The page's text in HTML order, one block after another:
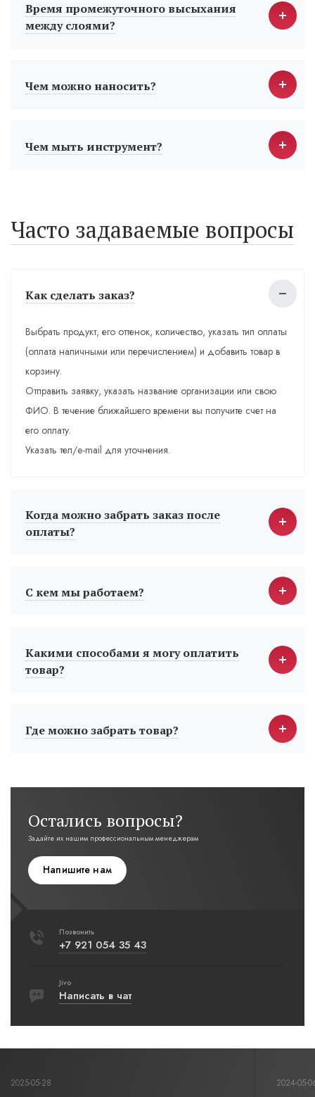
Время промежуточного высыхания
между слоями?
Чем можно наносить?
Чем мыть инструмент?
Часто задаваемые вопросы
Как сделать заказ?
Выбрать продукт, его оттенок, количество, указать тип оплаты
(оплата наличными или перечислением) и добавить товар в
корзину.
Отправить заявку, указать название организации или свою
ФИО. В течение ближайшего времени вы получите счет на
его оплату.
Указать тел/e-mail для уточнения.
Когда можно забрать заказ после
оплаты?
С кем мы работаем?
Какими способами я могу оплатить
товар?
Где можно забрать товар?
Остались вопросы?
Задайте их нашим профессиональным менеджерам
Напишите нам
Позвонить
+7 921 054 35 43
Jivo
Написать в чат
2025-05-28 2024-05-